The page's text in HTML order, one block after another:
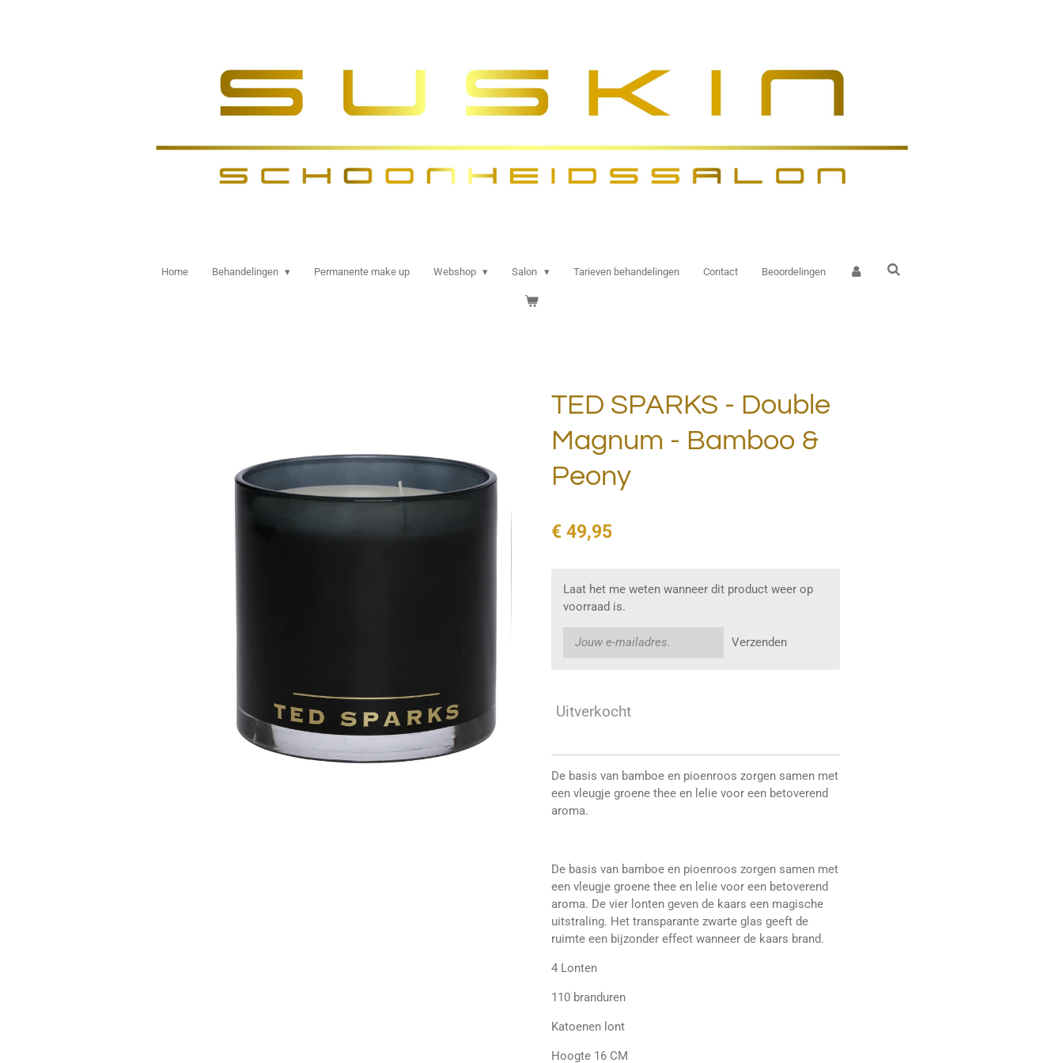
Home Behandelingen Permanente make up Webshop Salon Tarieven behandelingen Contact Beoordelingen
TED SPARKS - Double
Magnum - Bamboo &
Peony
€ 49,95
Laat het me weten wanneer dit product weer op
voorraad is.
Verzenden
Uitverkocht
De basis van bamboe en pioenroos zorgen samen met
een vleugje groene thee en lelie voor een betoverend
aroma.
De basis van bamboe en pioenroos zorgen samen met
een vleugje groene thee en lelie voor een betoverend
aroma. De vier lonten geven de kaars een magische
uitstraling. Het transparante zwarte glas geeft de
ruimte een bijzonder effect wanneer de kaars brand.
4 Lonten
110 branduren
Katoenen lont
Hoogte 16 CM